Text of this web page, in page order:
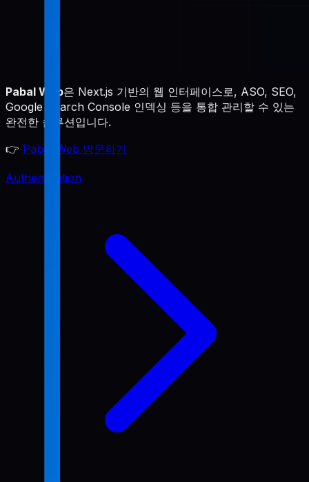
Pabal Web은 Next.js 기반의 웹 인터페이스로, ASO, SEO,
Google Search Console 인덱싱 등을 통합 관리할 수 있는
완전한 솔루션입니다.
👉 Pabal Web 방문하기
Authentication